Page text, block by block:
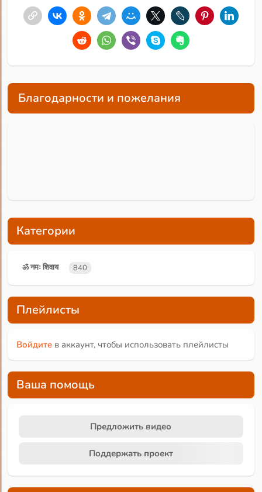
Благодарности и пожелания
Категории
ॐ नमः शिवाय 840
Плейлисты
Войдите в аккаунт, чтобы использовать плейлисты
Ваша помощь
Предложить видео
Поддержать проект